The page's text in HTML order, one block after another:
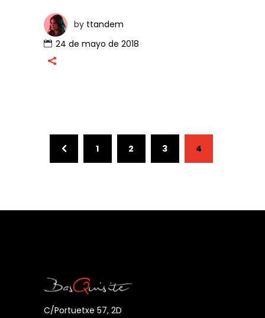
by ttandem
24 de mayo de 2018
1 2 3 4
C/Portuetxe 57, 2D